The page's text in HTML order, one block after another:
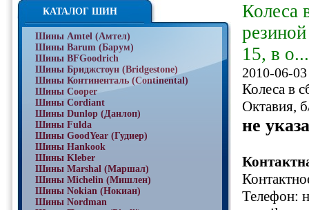
КАТАЛОГ ШИН
Шины Amtel (Амтел)
Шины Barum (Барум)
Шины BFGoodrich
Шины Бриджстоун (Bridgestone)
Шины Континенталь (Continental)
Шины Cooper
Шины Cordiant
Шины Dunlop (Данлоп)
Шины Fulda
Шины GoodYear (Гудиер)
Шины Hankook
Шины Kleber
Шины Marshal (Маршал)
Шины Michelin (Мишлен)
Шины Nokian (Нокиан)
Шины Nordman
Колеса
15, в о...
2010-06-
Колеса в
Октавия,
не
Телефон: